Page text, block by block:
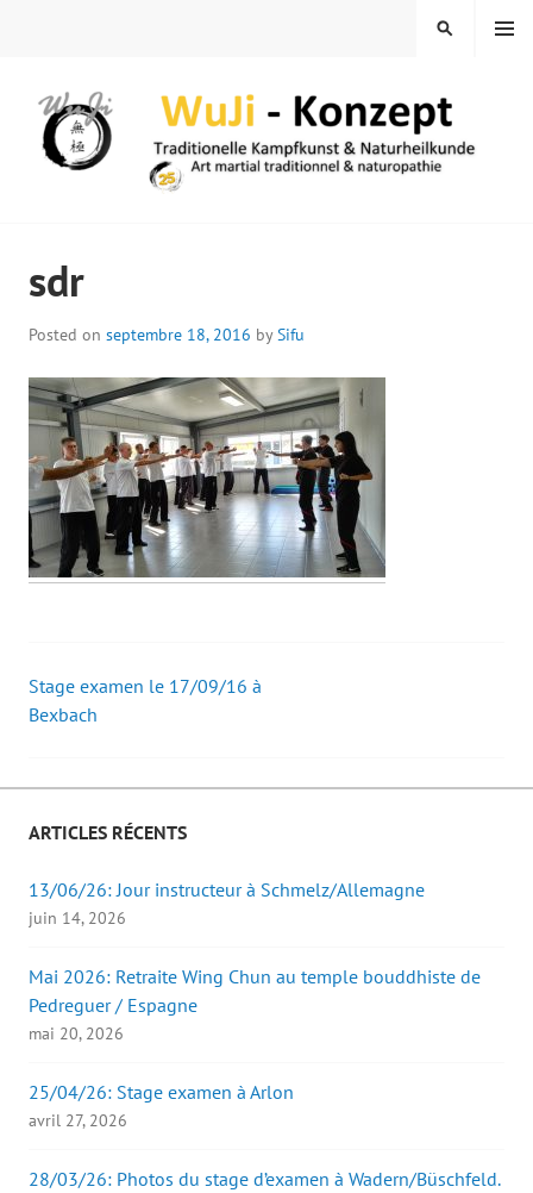
MENU
SEARCH
sdr
Posted on septembre 18, 2016 bySifu
Post
Stage examen le 17/09/16 à
Bexbach
ARTICLES RÉCENTS
13/06/26: Jour instructeur à Schmelz/Allemagne
juin 14, 2026
Mai 2026: Retraite Wing Chun au temple bouddhiste de
Pedreguer / Espagne
mai 20, 2026
25/04/26: Stage examen à Arlon
avril 27, 2026
28/03/26: Photos du stage d’examen à Wadern/Büschfeld.